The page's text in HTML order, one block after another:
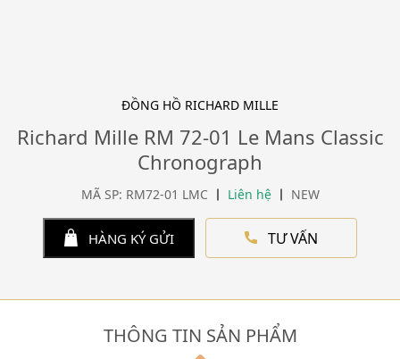
ĐỒNG HỒ RICHARD MILLE
Richard Mille RM 72-01 Le Mans Classic
Chronograph
MÃ SP: RM72-01 LMC Liên hệ NEW
HÀNG KÝ GỬI TƯ VẤN
THÔNG TIN SẢN PHẨM